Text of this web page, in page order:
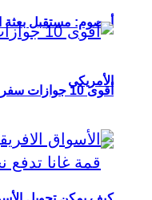
أوصوم: مستقبل بعثة
الأمريكي
أقوى 10 جوازات سفر في إفريقيا لعام 2026